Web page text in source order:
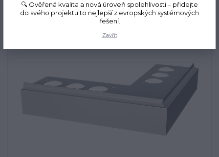
🔍 Ověřená kvalita a nová úroveň spolehlivosti – přidejte
do svého projektu to nejlepší z evropských systémových
řešení.
Zavřít